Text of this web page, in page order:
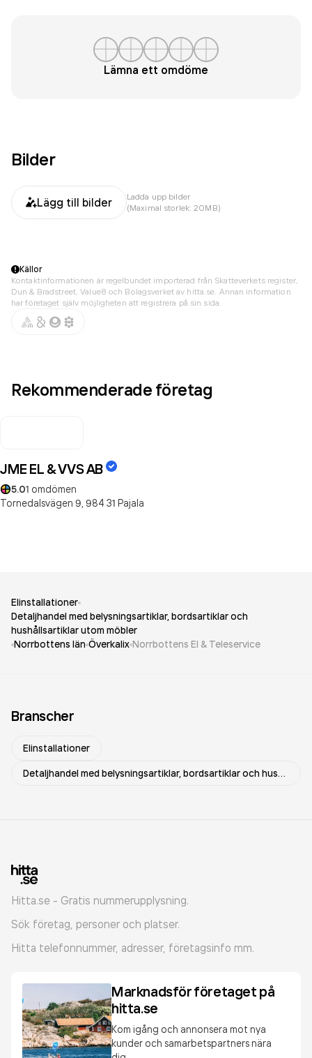
Lämna ett omdöme
Bilder
Lägg till bilder
Ladda upp bilder
(Maximal storlek: 20MB)
Källor
Kontaktinformationen är regelbundet importerad från Skatteverkets register,
Dun & Bradstreet, Value8 och Bolagsverket av hitta.se. Annan information
har företaget själv möjligheten att registrera på sin sida.
Rekommenderade företag
JME EL & VVS AB
5.01 omdömen
Tornedalsvägen 9, 984 31 Pajala
Elinstallationer
Detaljhandel med belysningsartiklar, bordsartiklar och
hushållsartiklar utom möbler
Norrbottens län Överkalix Norrbottens El & Teleservice
Branscher
Elinstallationer
Detaljhandel med belysningsartiklar, bordsartiklar och hushållsartiklar utom möbler
Hitta.se - Gratis nummerupplysning.
Sök företag, personer och platser.
Hitta telefonnummer, adresser, företagsinfo mm.
Marknadsför företaget på
hitta.se
Kom igång och annonsera mot nya
kunder och samarbetspartners nära